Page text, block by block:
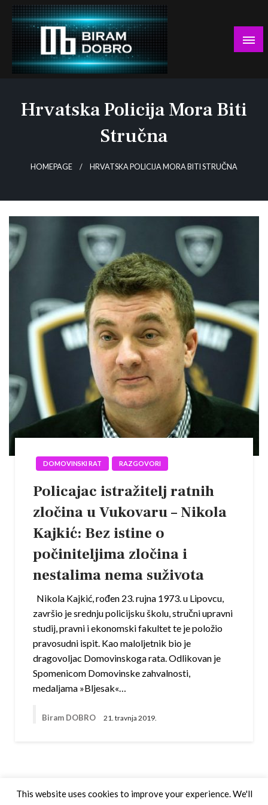
Skip
content
Hrvatska Policija Mora Biti
Stručna
HOMEPAGE HRVATSKA POLICIJA MORA BITI STRUČNA
DOMOVINSKI RAT RAZGOVORI
Policajac istražitelj ratnih
zločina u Vukovaru – Nikola
Kajkić: Bez istine o
počiniteljima zločina i
nestalima nema suživota
Nikola Kajkić, rođen 23. rujna 1973. u Lipovcu,
završio je srednju policijsku školu, stručni upravni
studij, pravni i ekonomski fakultet te je položio
pravosudni ispit. Kao maloljetnik bio je
dragovoljac Domovinskoga rata. Odlikovan je
Spomenicom Domovinske zahvalnosti,
medaljama »Bljesak«…
Biram DOBRO 21. travnja 2019.
This website uses cookies to improve your experience. We'll